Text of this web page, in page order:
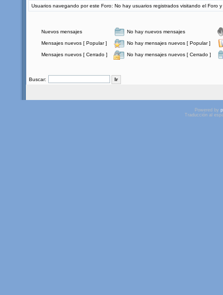
Usuarios navegando por este Foro: No hay usuarios registrados visitando el Foro
Nuevos mensajes No hay nuevos mensajes
Mensajes nuevos [ Popular ] No hay mensajes nuevos [ Popular ]
Mensajes nuevos [ Cerrado ] No hay mensajes nuevos [ Cerrado ]
Buscar:
Powered by
Traducción al